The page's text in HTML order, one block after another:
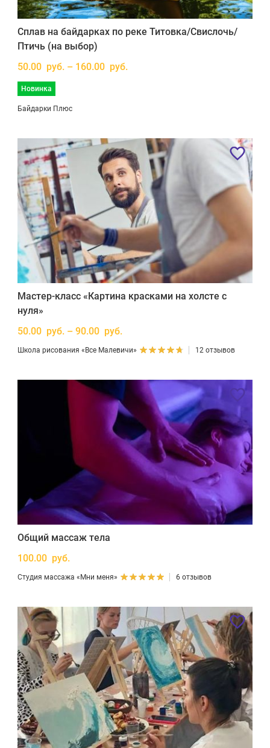
Сплав на байдарках по реке Титовка/Свислочь/
Птичь (на выбор)
50.00 руб. – 160.00 руб.
Новинка
Байдарки Плюс
Мастер-класс «Картина красками на холсте с
нуля»
50.00 руб. – 90.00 руб.
Школа рисования «Все Малевичи» 12 отзывов
Общий массаж тела
100.00 руб.
Студия массажа «Мни меня» 6 отзывов